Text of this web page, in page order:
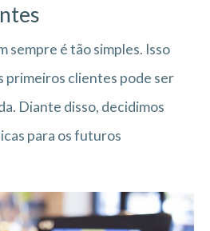
sempre é tão simples. Isso
primeiros clientes pode ser
Diante disso, decidimos
para os futuros